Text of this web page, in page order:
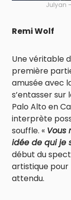
Julyan
Remi Wolf
Une véritable
première
amusée avec
s’entasser sur
Palo Alto en
interprète
souffle. « Vous
idée de qui je
début du
artistique pour
attendu.